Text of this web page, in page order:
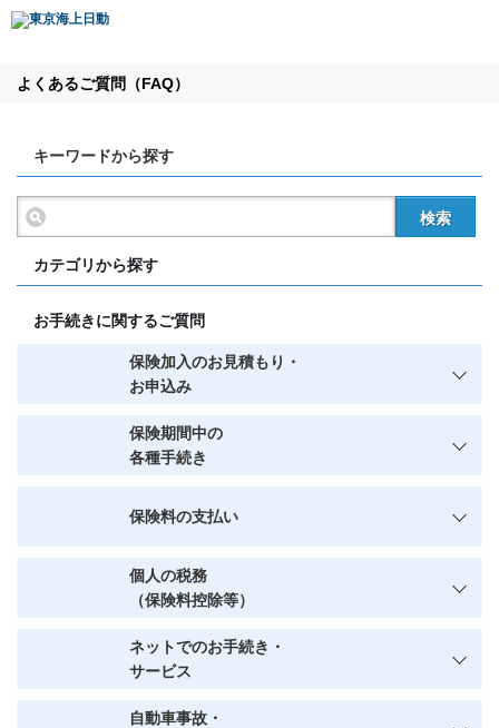
よくあるご質問（FAQ）
キーワードから探す
検索
カテゴリから探す
お手続きに関するご質問
保険加入のお見積もり・
お申込み
保険期間中の
各種手続き
保険料の支払い
個人の税務
（保険料控除等）
ネットでのお手続き・
サービス
自動車事故・